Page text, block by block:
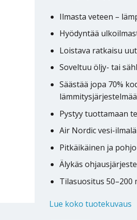
Ilmasta veteen –
Hyödyntää
Loistava ratkaisu
Soveltuu öljy- tai
Säästää jopa 70%
Pystyy tuottamaan
Air Nordic vesi-
Pitkäikäinen ja
Älykäs
Tilasuositus 50–200
Lue koko tuotekuvaus